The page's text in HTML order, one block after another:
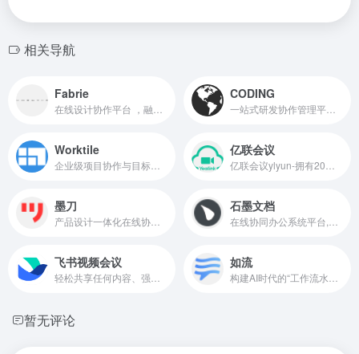
相关导航
Fabrie CODING
Worktile 亿联会议
墨刀 石墨文档
飞书视频会议 如流
暂无评论